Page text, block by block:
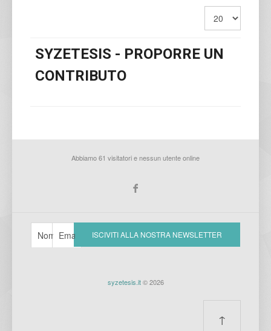
SYZETESIS - PROPORRE UN
CONTRIBUTO
Abbiamo 61 visitatori e nessun utente online
syzetesis.it© 2026
↑